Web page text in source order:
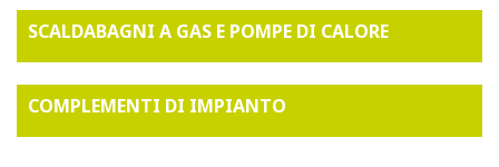
SCALDABAGNI A GAS E POMPE DI CALORE
COMPLEMENTI DI IMPIANTO